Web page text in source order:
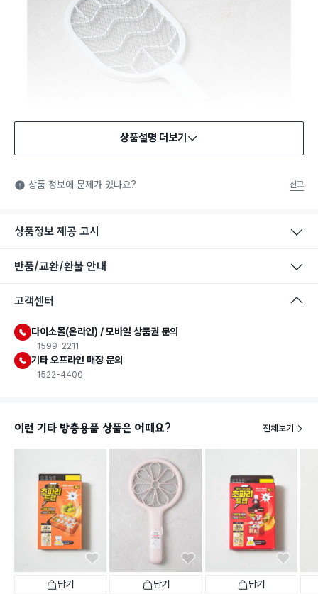
KC인증: 국민을 안전하게 보호하기 위해 정부에서 시행하는 안
전, 보건, 환경, 품질 등의 국가통합인증 마크입니다. 법에서 정한
상품설명 더보기
상품 정보에 문제가 있나요? 신고
상품정보 제공 고시
반품/교환/환불 안내
고객센터
다이소몰(온라인) / 모바일 상품권 문의
1599-2211
기타 오프라인 매장 문의
1522-4400
이런 기타 방충용품 상품은 어때요? 전체보기
담기 담기 담기